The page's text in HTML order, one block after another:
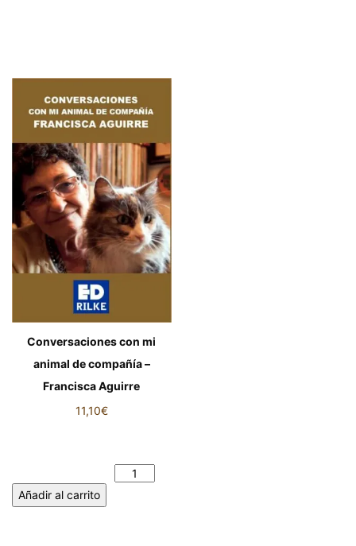
Conversaciones con mi
animal de compañía –
Francisca Aguirre
11,10€
Añadir al carrito